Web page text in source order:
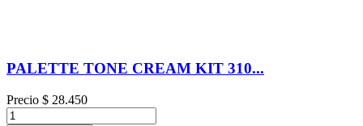
PALETTE TONE CREAM KIT 310...
Precio $ 28.450